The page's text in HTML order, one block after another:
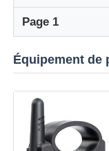
nouvelles
Tous les cas
Clés
Page 1
Équipement de